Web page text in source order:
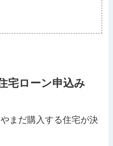
宅ローン申込み
まだ購入する住宅が決